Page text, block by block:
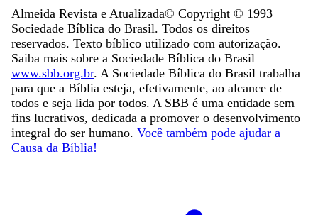
Almeida Revista e Atualizada© Copyright © 1993
Sociedade Bíblica do Brasil. Todos os direitos
reservados. Texto bíblico utilizado com autorização.
Saiba mais sobre a Sociedade Bíblica do Brasil
www.sbb.org.br. A Sociedade Bíblica do Brasil trabalha
para que a Bíblia esteja, efetivamente, ao alcance de
todos e seja lida por todos. A SBB é uma entidade sem
fins lucrativos, dedicada a promover o desenvolvimento
integral do ser humano. Você também pode ajudar a
Causa da Bíblia!